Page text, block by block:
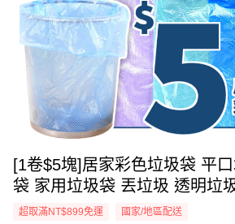
[1卷$5塊]居家彩色垃圾袋 平
袋 家用垃圾袋 丟垃圾 透明垃
超取滿NT$899免運 國家/地區配送